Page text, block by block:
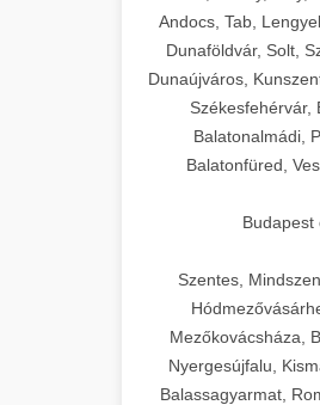
AI
Masszív
chef-
Ipari hús- és
állítható
chef-
📦 22.
szavatossági
chef-
vákuum
🎁 23.
professzionális
műveletekhez.
chef-
🔥 24.
Kereskedelmi
Andocs, Tab,
Dunaföldvár, Solt,
Dunaújváros,
Székesfehérvár,
Balatonalmádi,
Balatonfüred,
Budapest
Szentes,
Mezőkovácsháza,
Nyergesújfalu,
Balassagyarmat,